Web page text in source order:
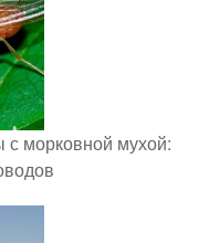
морковной мухой: